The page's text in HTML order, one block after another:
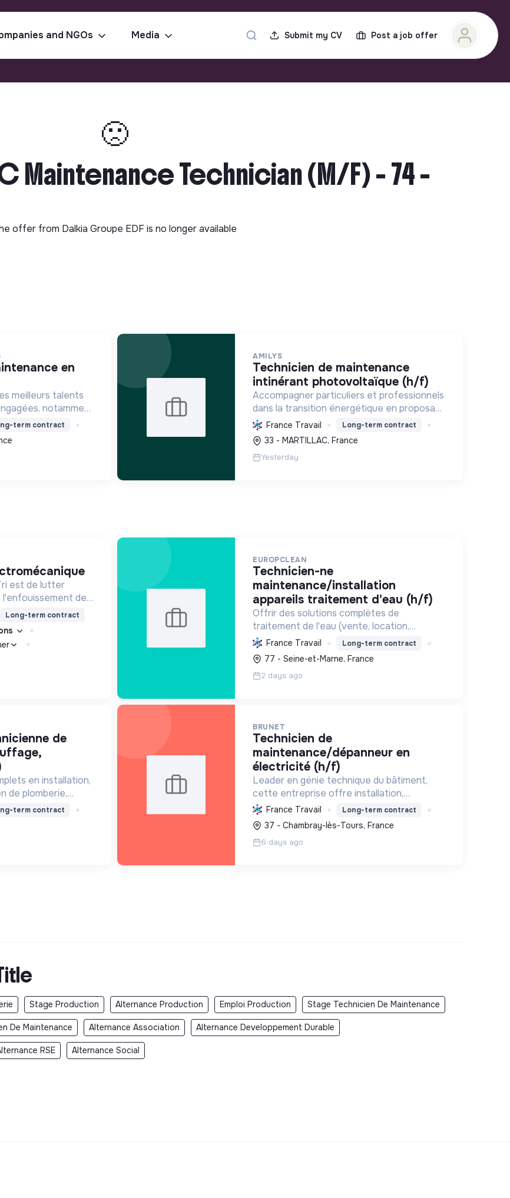
and NGOs Media Submit my CV Post a job offer
🙁
Maintenance Technician (M/F) - 74 -
offer from Dalkia Groupe EDFis no longer available
meilleurs talents
notamment
circulaire et
de soutenir leur
term contract
AMILYS
technicien de maintenance
intinérant photovoltaïque (h/f)
Accompagner particuliers et professionnels
dans la transition énergétique en proposant
des solutions durables pour réduire la
consommation, favoriser les renouvelables
et améliorer le confort.
France Travail Long-term contract
33 - MARTILLAC, France
Yesterday
est de lutter
des
zestes à nos
Long-term contract
EUROPCLEAN
technicien-ne
maintenance/installation
appareils traitement d'eau (h/f)
Offrir des solutions complètes de
traitement de l'eau (vente, location,
entretien) pour particuliers et entreprises,
améliorant la qualité de l'eau et contribuant
à une gestion durable de cette ressou...
France Travail Long-term contract
77 - Seine-et-Marne, France
2 days ago
en installation,
de plomberie,
et
RGE, pour un
term contract
BRUNET
technicien de
maintenance/dépanneur en
électricité (h/f)
Leader en génie technique du bâtiment,
cette entreprise offre installation,
maintenance et dépannage 24/7 pour pro.
Elle intègre des solutions durables
(photovoltaïque, IRVE) et a le Label RGE.
France Travail Long-term contract
37 - Chambray-lès-Tours, France
6 days ago
Stage Production Alternance Production Emploi Production Stage Technicien De Maintenance
De Maintenance Alternance Association Alternance Developpement Durable
RSE Alternance Social